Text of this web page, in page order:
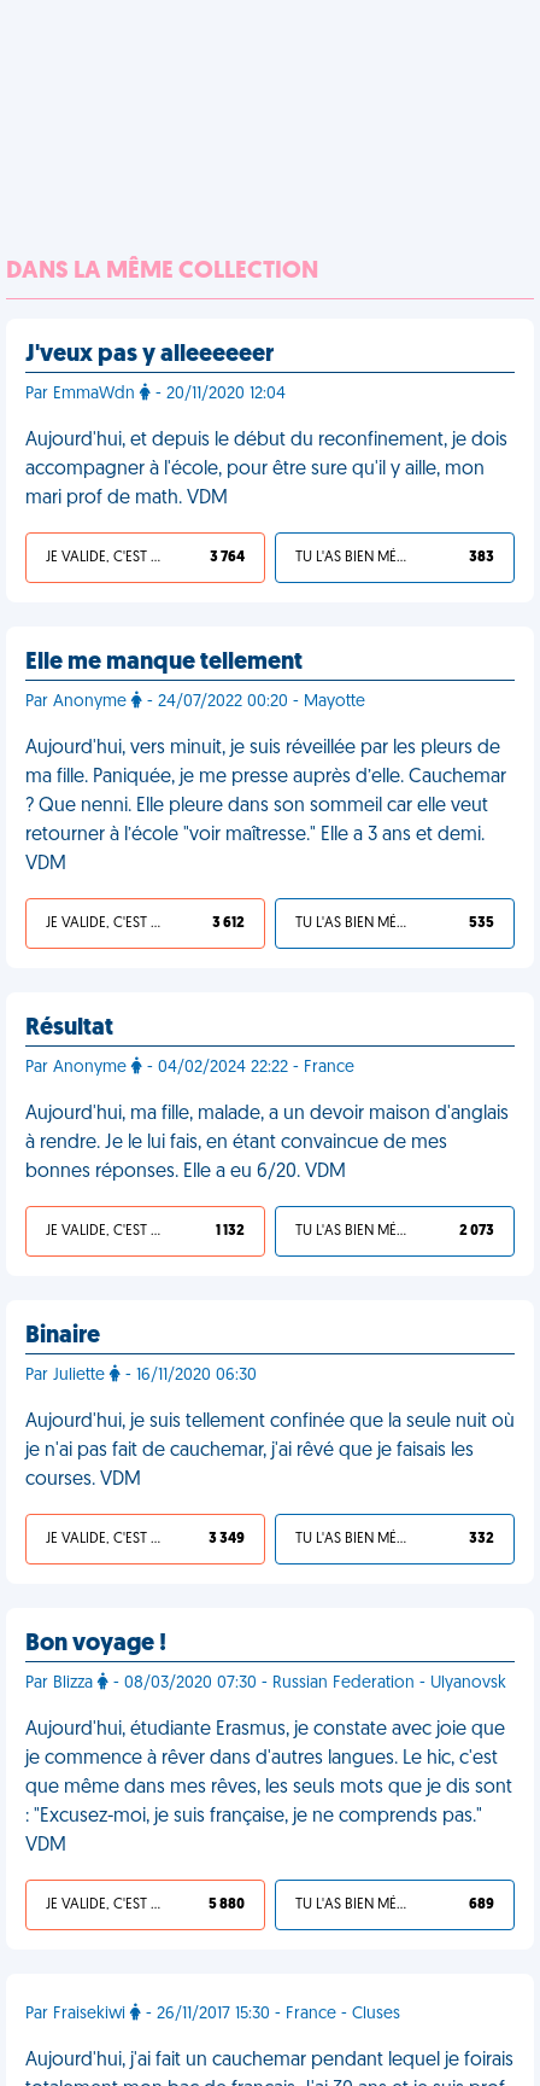
DANS LA MÊME COLLECTION
J'veux pas y alleeeeeer
Par EmmaWdn - 20/11/2020 12:04
Aujourd'hui, et depuis le début du reconfinement, je dois
accompagner à l'école, pour être sure qu'il y aille, mon
mari prof de math. VDM
JE VALIDE, C'EST UNE VDM 3 764 TU L'AS BIEN MÉRITÉ 383
Elle me manque tellement
Par Anonyme - 24/07/2022 00:20 - Mayotte
Aujourd'hui, vers minuit, je suis réveillée par les pleurs de
ma fille. Paniquée, je me presse auprès d’elle. Cauchemar
? Que nenni. Elle pleure dans son sommeil car elle veut
retourner à l’école "voir maîtresse." Elle a 3 ans et demi.
VDM
JE VALIDE, C'EST UNE VDM 3 612 TU L'AS BIEN MÉRITÉ 535
Résultat
Par Anonyme - 04/02/2024 22:22 - France
Aujourd'hui, ma fille, malade, a un devoir maison d'anglais
à rendre. Je le lui fais, en étant convaincue de mes
bonnes réponses. Elle a eu 6/20. VDM
JE VALIDE, C'EST UNE VDM 1 132 TU L'AS BIEN MÉRITÉ 2 073
Binaire
Par Juliette - 16/11/2020 06:30
Aujourd'hui, je suis tellement confinée que la seule nuit où
je n'ai pas fait de cauchemar, j'ai rêvé que je faisais les
courses. VDM
JE VALIDE, C'EST UNE VDM 3 349 TU L'AS BIEN MÉRITÉ 332
Bon voyage !
Par Blizza - 08/03/2020 07:30 - Russian Federation - Ulyanovsk
Aujourd'hui, étudiante Erasmus, je constate avec joie que
je commence à rêver dans d'autres langues. Le hic, c'est
que même dans mes rêves, les seuls mots que je dis sont
: "Excusez-moi, je suis française, je ne comprends pas."
VDM
JE VALIDE, C'EST UNE VDM 5 880 TU L'AS BIEN MÉRITÉ 689
Par Fraisekiwi - 26/11/2017 15:30 - France - Cluses
Aujourd'hui, j'ai fait un cauchemar pendant lequel je foirais